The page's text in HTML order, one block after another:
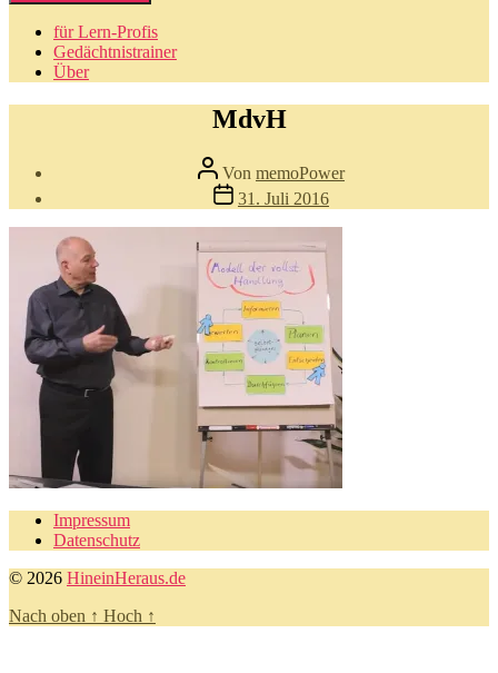
für Lern-Profis
Gedächtnistrainer
Über
MdvH
Beitragsautor
Von memoPower
Beitragsdatum
31. Juli 2016
Impressum
Datenschutz
© 2026 HineinHeraus.de
Nach oben ↑ Hoch ↑